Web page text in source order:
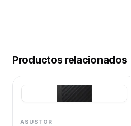
Productos relacionados
ASUSTOR